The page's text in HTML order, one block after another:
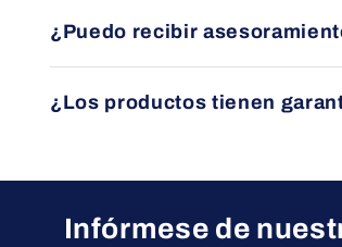
¿Puedo recibir
sus necesidades.
¿Los productos tienen
Infórmese de